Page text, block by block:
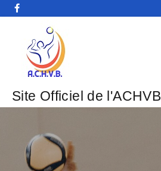
Site Officiel de l'ACHVB